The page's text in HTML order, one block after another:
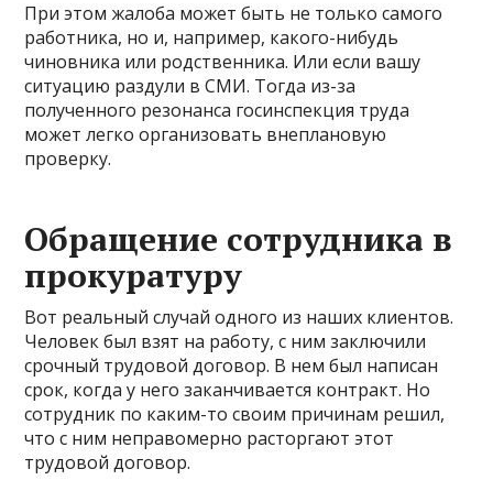
При этом жалоба может быть не только самого
работника, но и, например, какого-нибудь
чиновника или родственника. Или если вашу
ситуацию раздули в СМИ. Тогда из-за
полученного резонанса госинспекция труда
может легко организовать внеплановую
проверку.
Обращение сотрудника в
прокуратуру
Вот реальный случай одного из наших клиентов.
Человек был взят на работу, с ним заключили
срочный трудовой договор. В нем был написан
срок, когда у него заканчивается контракт. Но
сотрудник по каким-то своим причинам решил,
что с ним неправомерно расторгают этот
трудовой договор.